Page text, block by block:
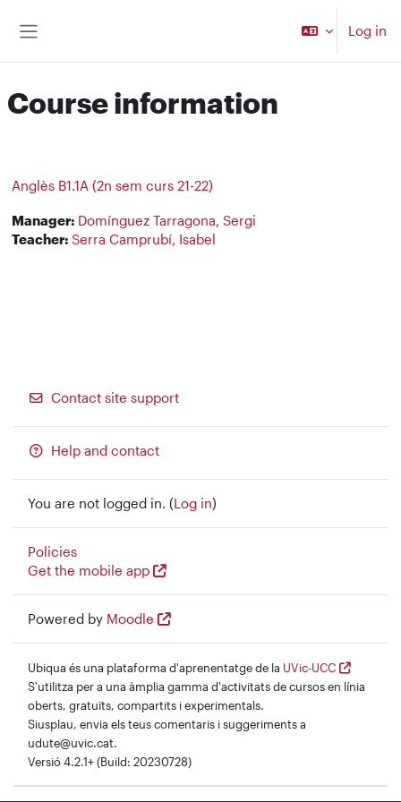
Log in
Course information
Anglès B1.1A (2n sem curs 21-22)
Manager: Domínguez Tarragona, Sergi
Teacher: Serra Camprubí, Isabel
Contact site support
Help and contact
You are not logged in. (Log in)
Policies
Get the mobile app
Powered by Moodle
Ubiqua és una plataforma d'aprenentatge de la UVic-UCC
S'utilitza per a una àmplia gamma d'activitats de cursos en línia
oberts, gratuïts, compartits i experimentals.
Siusplau, envia els teus comentaris i suggeriments a
udute@uvic.cat.
Versió 4.2.1+ (Build: 20230728)